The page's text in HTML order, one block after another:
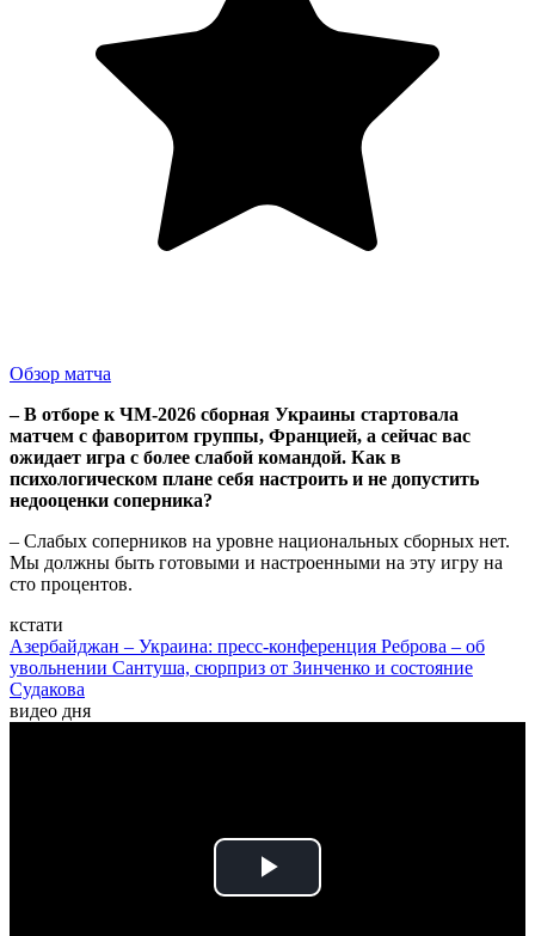
Обзор матча
– В отборе к ЧМ-2026 сборная Украины стартовала
матчем с фаворитом группы, Францией, а сейчас вас
ожидает игра с более слабой командой. Как в
психологическом плане себя настроить и не допустить
недооценки соперника?
– Слабых соперников на уровне национальных сборных нет.
Мы должны быть готовыми и настроенными на эту игру на
сто процентов.
кстати
Азербайджан – Украина: пресс-конференция Реброва – об
увольнении Сантуша, сюрприз от Зинченко и состояние
Судакова
видео дня
Play